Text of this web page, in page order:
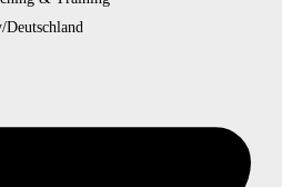
Deutschland